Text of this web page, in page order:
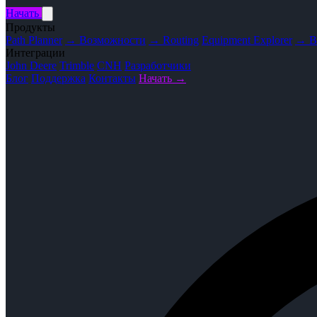
Начать
Продукты
Path Planner → Возможности → Routing Equipment Explorer →
Интеграции
John Deere Trimble CNH Разработчики
Блог Поддержка Контакты Начать →